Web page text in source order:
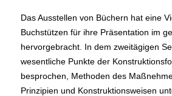
Das Ausstellen von Büchern hat eine
Buchstützen für ihre Präsentation im
hervorgebracht. In dem zweitägigen
wesentliche Punkte der
besprochen, Methoden des
Prinzipien und Konstruktionsweisen